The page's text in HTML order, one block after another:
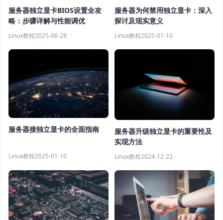
服务器独立显卡BIOS设置全攻
略：步骤详解与性能调优
Linux教程2025-06-28
服务器为何禁用独立显卡：深入
探讨及现实意义
Linux教程2025-01-10
服务器接独立显卡的全面指南
Linux教程2025-01-10
服务器升级独立显卡的重要性及
实现方法
Linux教程2024-12-22